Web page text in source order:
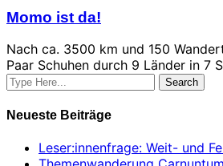
2025
Momo ist da!
Nach ca. 3500 km und 150
Paar Schuhen durch 9 Länder in 7
Neueste Beiträge
Leser:innenfrage: Weit- und